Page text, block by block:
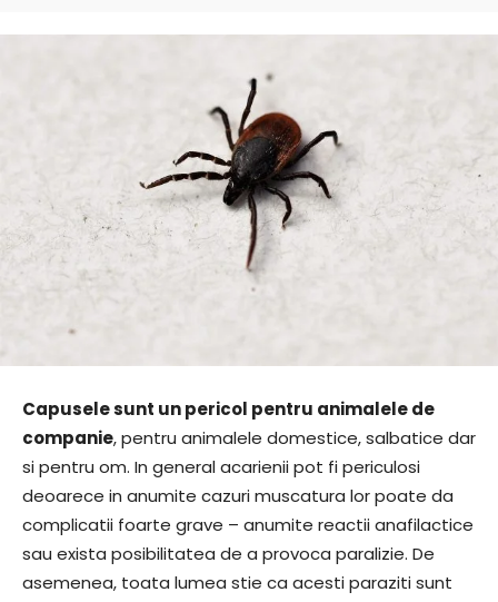
Capusele sunt un pericol pentru animalele de
companie, pentru animalele domestice, salbatice dar
si pentru om. In general acarienii pot fi periculosi
deoarece in anumite cazuri muscatura lor poate da
complicatii foarte grave – anumite reactii anafilactice
sau exista posibilitatea de a provoca paralizie. De
asemenea, toata lumea stie ca acesti paraziti sunt